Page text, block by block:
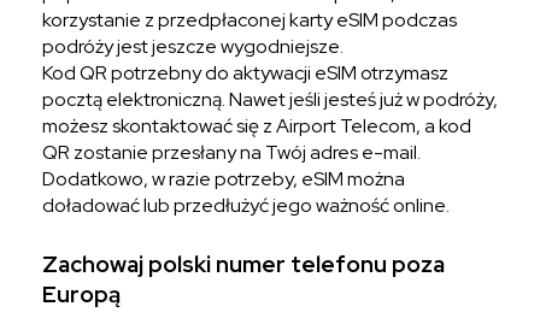
korzystanie z przedpłaconej karty eSIM podczas
podróży jest jeszcze wygodniejsze.
Kod QR potrzebny do aktywacji eSIM otrzymasz
pocztą elektroniczną. Nawet jeśli jesteś już w podróży,
możesz skontaktować się z Airport Telecom, a kod
QR zostanie przesłany na Twój adres e-mail.
Dodatkowo, w razie potrzeby, eSIM można
doładować lub przedłużyć jego ważność online.
Zachowaj polski numer telefonu poza
Europą